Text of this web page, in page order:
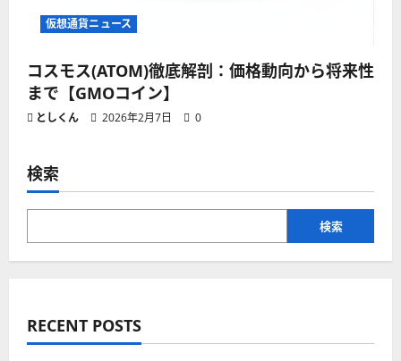
仮想通貨ニュース
コスモス(ATOM)徹底解剖：価格動向から将来性
まで【GMOコイン】
としくん 2026年2月7日 0
検索
検索
RECENT POSTS